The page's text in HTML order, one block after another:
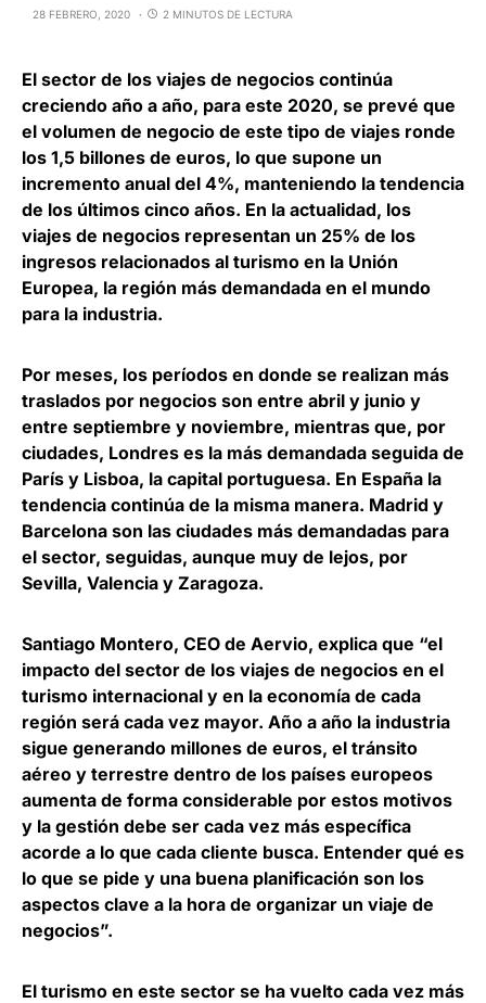
28 FEBRERO, 2020 2 MINUTOS DE LECTURA
El sector de los viajes de negocios continúa
creciendo año a año, para este 2020, se prevé que
el volumen de negocio de este tipo de viajes ronde
los 1,5 billones de euros, lo que supone un
incremento anual del 4%, manteniendo la tendencia
de los últimos cinco años. En la actualidad, los
viajes de negocios representan un 25% de los
ingresos relacionados al turismo en la Unión
Europea, la región más demandada en el mundo
para la industria.
Por meses, los períodos en donde se realizan más
traslados por negocios son entre abril y junio y
entre septiembre y noviembre, mientras que, por
ciudades, Londres es la más demandada seguida de
París y Lisboa, la capital portuguesa. En España la
tendencia continúa de la misma manera. Madrid y
Barcelona son las ciudades más demandadas para
el sector, seguidas, aunque muy de lejos, por
Sevilla, Valencia y Zaragoza.
Santiago Montero, CEO de Aervio, explica que “el
impacto del sector de los viajes de negocios en el
turismo internacional y en la economía de cada
región será cada vez mayor. Año a año la industria
sigue generando millones de euros, el tránsito
aéreo y terrestre dentro de los países europeos
aumenta de forma considerable por estos motivos
y la gestión debe ser cada vez más específica
acorde a lo que cada cliente busca. Entender qué es
lo que se pide y una buena planificación son los
aspectos clave a la hora de organizar un viaje de
negocios”.
El turismo en este sector se ha vuelto cada vez más